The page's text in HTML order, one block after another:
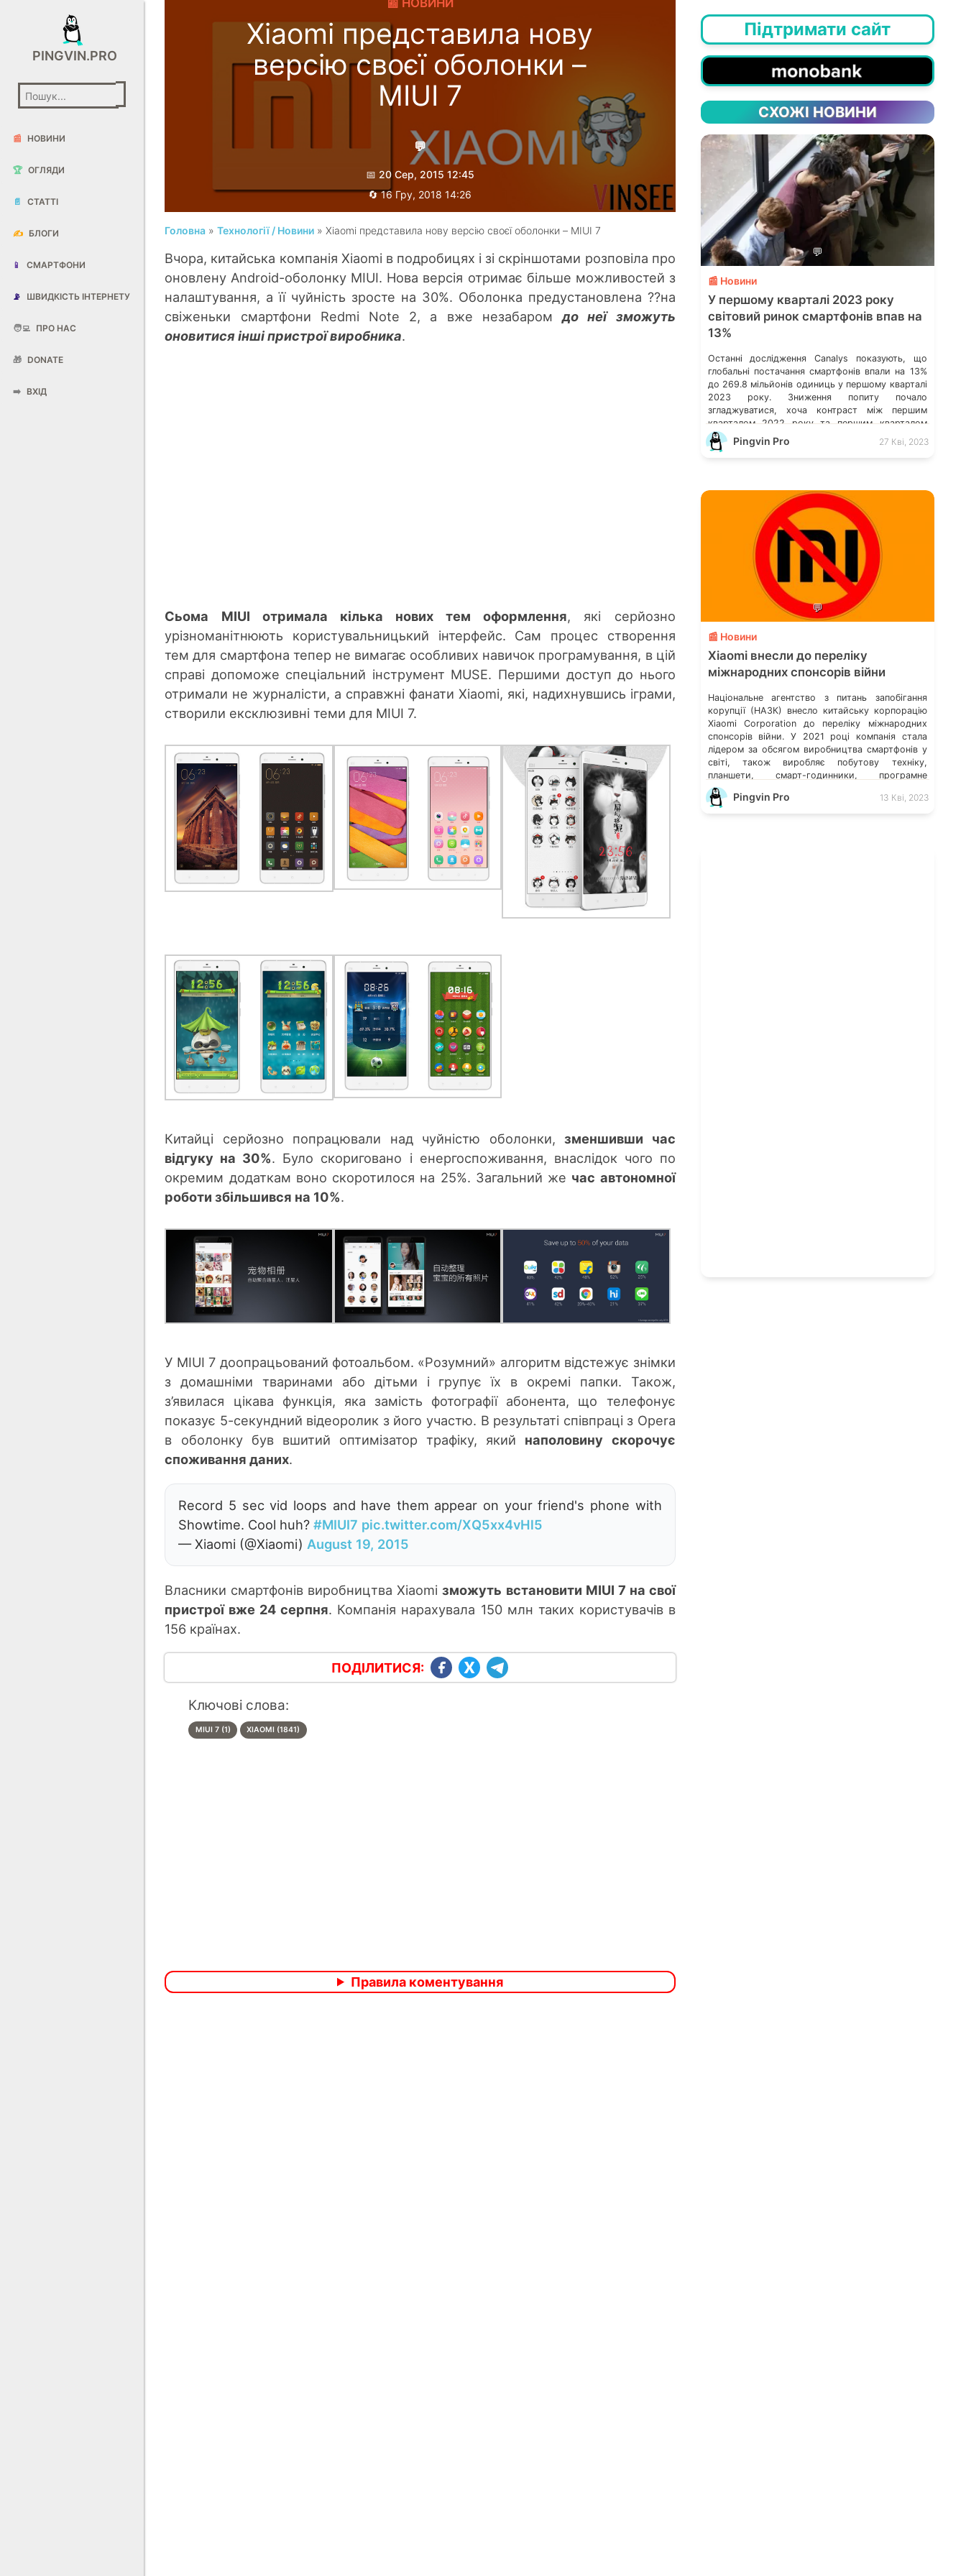
PINGVIN.PRO
📰 НОВИНИ
🏆 ОГЛЯДИ
📄 СТАТТІ
✍️ БЛОГИ
📱 СМАРТФОНИ
📡 ШВИДКІСТЬ ІНТЕРНЕТУ
🧑‍💻 ПРО НАС
🎁 DONATE
➡️ ВХІД
📰 НОВИНИ
Xiaomi представила нову
версію своєї оболонки –
MIUI 7
💬
📅 20 Сер, 2015 12:45
🔄 16 Гру, 2018 14:26
Гребеник Максим
Головна »Технології / Новини » Xiaomi представила нову версію своєї оболонки – MIUI 7
Вчора, китайська компанія Xiaomi в подробицях і зі скріншотами розповіла про
оновлену Android-оболонку MIUI. Нова версія отримає більше можливостей з
налаштування, а її чуйність зросте на 30%. Оболонка предустановлена ??на
свіженьки смартфони Redmi Note 2, а вже незабаромдо неї зможуть
оновитися інші пристрої виробника.
Сьома MIUI отримала кілька нових тем оформлення, які серйозно
урізноманітнюють користувальницький інтерфейс. Сам процес створення
тем для смартфона тепер не вимагає особливих навичок програмування, в цій
справі допоможе спеціальний інструмент MUSE. Першими доступ до нього
отримали не журналісти, а справжні фанати Xiaomi, які, надихнувшись іграми,
створили ексклюзивні теми для MIUI 7.
Китайці серйозно попрацювали над чуйністю оболонки,зменшивши час
відгуку на 30%. Було скориговано і енергоспоживання, внаслідок чого по
окремим додаткам воно скоротилося на 25%. Загальний же час автономної
роботи збільшився на 10%.
У MIUI 7 доопрацьований фотоальбом. «Розумний» алгоритм відстежує знімки
з домашніми тваринами або дітьми і групує їх в окремі папки. Також,
з’явилася цікава функція, яка замість фотографії абонента, що телефонує
показує 5-секундний відеоролик з його участю. В результаті співпраці з Opera
в оболонку був вшитий оптимізатор трафіку, який наполовину скорочує
споживання даних.
Record 5 sec vid loops and have them appear on your friend's phone with
Showtime. Cool huh?#MIUI7 pic.twitter.com/XQ5xx4vHl5
— Xiaomi (@Xiaomi) August 19, 2015
Власники смартфонів виробництва Xiaomiзможуть встановити MIUI 7 на свої
пристрої вже 24 серпня. Компанія нарахувала 150 млн таких користувачів в
156 країнах.
ПОДІЛИТИСЯ:
Ключові слова:
MIUI 7 (1) XIAOMI (1841)
Правила коментування
Підтримати сайт
СХОЖІ НОВИНИ
💬
📰 Новини
У першому кварталі 2023 року
світовий ринок смартфонів впав на
13%
Останні дослідження Canalys показують, що
глобальні постачання смартфонів впали на 13%
до 269.8 мільйонів одиниць у першому кварталі
2023 року. Зниження попиту почало
згладжуватися, хоча контраст між першим
кварталом 2022 року та першим кварталом
2023 року все ще помітний. Дослідження
Canalys: світове постачання смартфонів за 4-ий
Pingvin Pro 27 Кві, 2023
💬
📰 Новини
Xiaomi внесли до переліку
міжнародних спонсорів війни
Національне агентство з питань запобігання
корупції (НАЗК) внесло китайську корпорацію
Xiaomi Corporation до переліку міжнародних
спонсорів війни. У 2021 році компанія стала
лідером за обсягом виробництва смартфонів у
світі, також виробляє побутову техніку,
планшети, смарт-годинники, програмне
забезпечення, електросамокати,
електровелосипеди та багато іншого. Ілон Маск
Pingvin Pro 13 Кві, 2023